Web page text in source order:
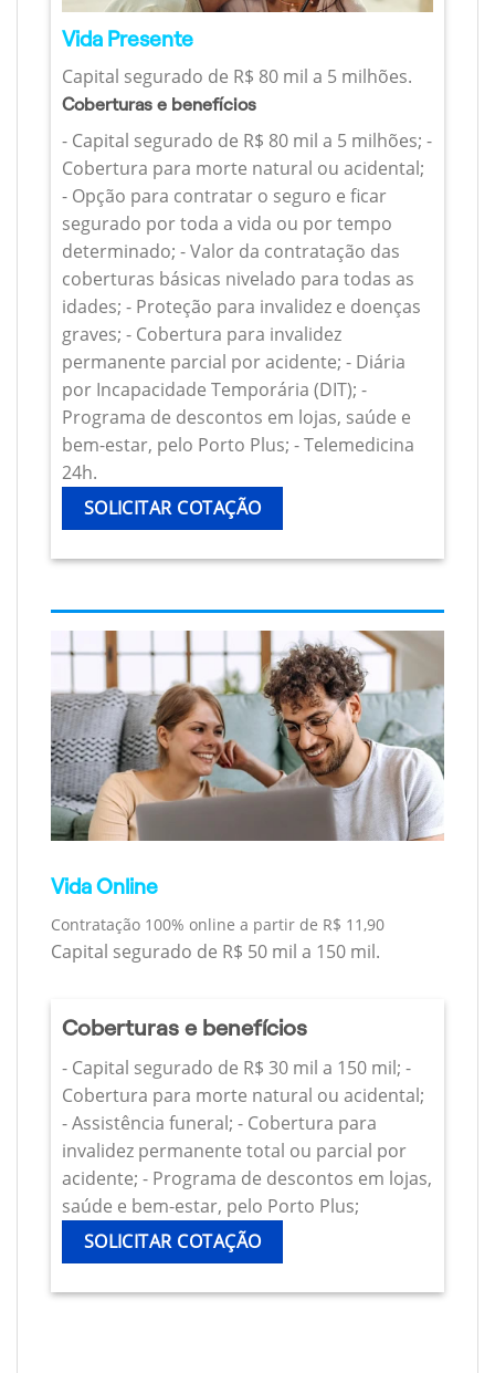
Vida Presente
Capital segurado de R$ 80 mil a 5 milhões.
Coberturas e benefícios
- Capital segurado de R$ 80 mil a 5 milhões; -
Cobertura para morte natural ou acidental;
- Opção para contratar o seguro e ficar
segurado por toda a vida ou por tempo
determinado; - Valor da contratação das
coberturas básicas nivelado para todas as
idades; - Proteção para invalidez e doenças
graves; - Cobertura para invalidez
permanente parcial por acidente; - Diária
por Incapacidade Temporária (DIT); -
Programa de descontos em lojas, saúde e
bem-estar, pelo Porto Plus; - Telemedicina
24h.
SOLICITAR COTAÇÃO
Vida Online
Contratação 100% online a partir de R$ 11,90
Capital segurado de R$ 50 mil a 150 mil.
Coberturas e benefícios
- Capital segurado de R$ 30 mil a 150 mil; -
Cobertura para morte natural ou acidental;
- Assistência funeral; - Cobertura para
invalidez permanente total ou parcial por
acidente; - Programa de descontos em lojas,
saúde e bem-estar, pelo Porto Plus;
SOLICITAR COTAÇÃO